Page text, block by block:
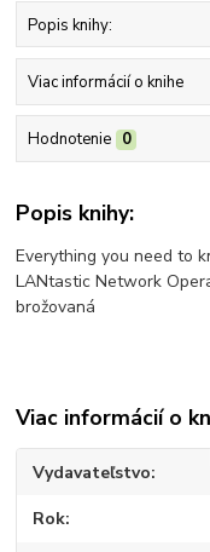
Popis knihy:
Viac informácií o knihe
Hodnotenie 0
Popis knihy:
Everything you need to
LANtastic Network
brožovaná
Viac informácií o
Vydavateľstvo
Rok